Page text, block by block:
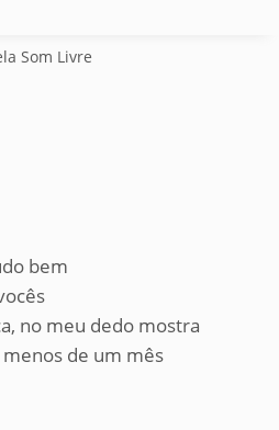
Som Livre
bem
no meu dedo mostra
de um mês